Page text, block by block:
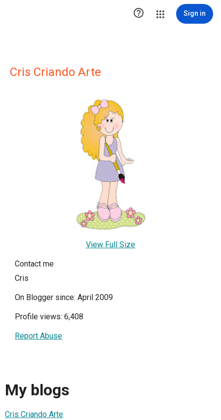
 Sign in
Cris Criando Arte
View Full Size
Contact me
Cris
On Blogger since: April 2009
Profile views: 6,408
Report Abuse
My blogs
Cris Criando Arte